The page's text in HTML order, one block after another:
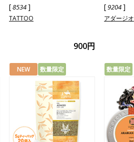
[8534]
TATTOO
900円
[9204]
アダージオ
NEW 数量限定 数量限定